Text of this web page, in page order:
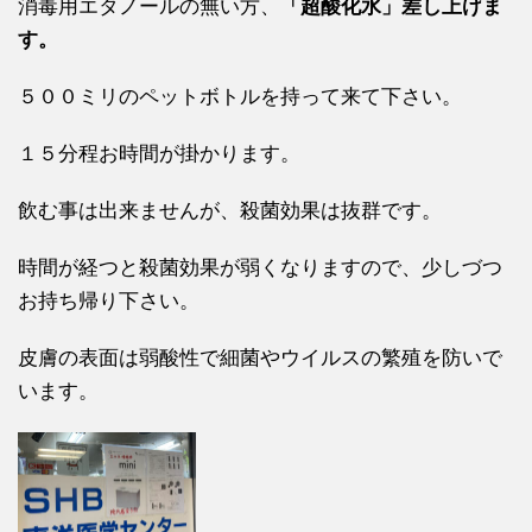
消毒用エタノールの無い方、
「超酸化水」差し上げま
す。
５００ミリのペットボトルを持って来て下さい。
１５分程お時間が掛かります。
飲む事は出来ませんが、殺菌効果は抜群です。
時間が経つと殺菌効果が弱くなりますので、少しづつ
お持ち帰り下さい。
皮膚の表面は弱酸性で細菌やウイルスの繁殖を防いで
います。